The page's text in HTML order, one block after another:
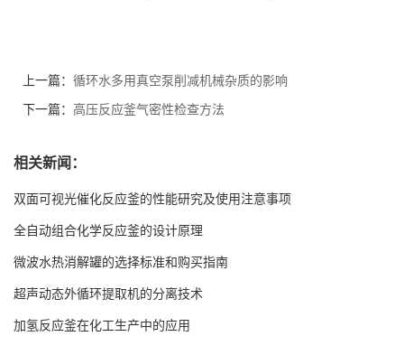
上一篇： 循环水多用真空泵削减机械杂质的影响
下一篇： 高压反应釜气密性检查方法
相关新闻：
双面可视光催化反应釜的性能研究及使用注意事项
全自动组合化学反应釜的设计原理
微波水热消解罐的选择标准和购买指南
超声动态外循环提取机的分离技术
加氢反应釜在化工生产中的应用